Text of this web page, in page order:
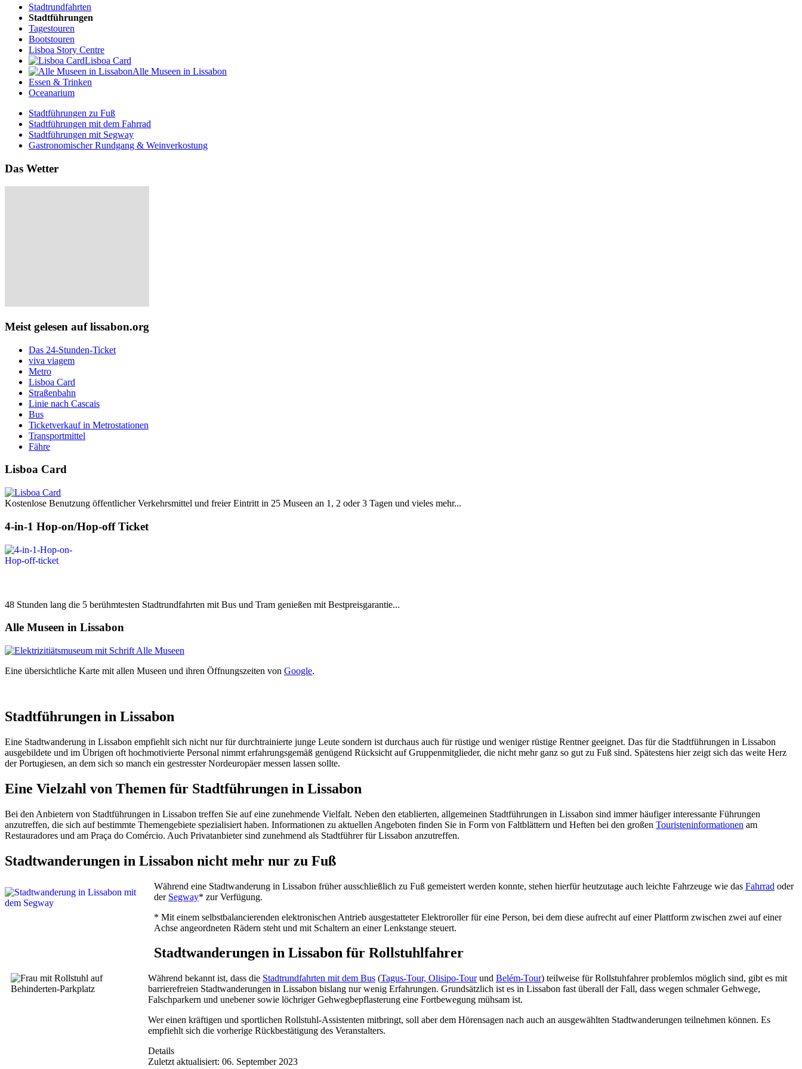
Stadtrundfahrten
Stadtführungen
Tagestouren
Bootstouren
Lisboa Story Centre
Lisboa Card
Alle Museen in Lissabon
Essen & Trinken
Oceanarium
Stadtführungen zu Fuß
Stadtführungen mit dem Fahrrad
Stadtführungen mit Segway
Gastronomischer Rundgang & Weinverkostung
Das Wetter
Meist gelesen auf lissabon.org
Das 24-Stunden-Ticket
viva viagem
Metro
Lisboa Card
Straßenbahn
Linie nach Cascais
Bus
Ticketverkauf in Metrostationen
Transportmittel
Fähre
Lisboa Card
Kostenlose Benutzung öffentlicher Verkehrsmittel und freier Eintritt in 25 Museen an 1, 2 oder 3 Tagen und vieles mehr...
4-in-1 Hop-on/Hop-off Ticket
48 Stunden lang die 5 berühmtesten Stadtrundfahrten mit Bus und Tram genießen mit Bestpreisgarantie...
Alle Museen in Lissabon
Eine übersichtliche Karte mit allen Museen und ihren Öffnungszeiten von Google.
Stadtführungen in Lissabon
Eine Stadtwanderung in Lissabon empfiehlt sich nicht nur für durchtrainierte junge Leute sondern ist durchaus auch für rüstige und weniger rüstige Rentner geeignet. Das für die Stadtführungen in Lissabon
ausgebildete und im Übrigen oft hochmotivierte Personal nimmt erfahrungsgemäß genügend Rücksicht auf Gruppenmitglieder, die nicht mehr ganz so gut zu Fuß sind. Spätestens hier zeigt sich das weite Herz
der Portugiesen, an dem sich so manch ein gestresster Nordeuropäer messen lassen sollte.
Eine Vielzahl von Themen für Stadtführungen in Lissabon
Bei den Anbietern von Stadtführungen in Lissabon treffen Sie auf eine zunehmende Vielfalt. Neben den etablierten, allgemeinen Stadtführungen in Lissabon sind immer häufiger interessante Führungen
anzutreffen, die sich auf bestimmte Themengebiete spezialisiert haben. Informationen zu aktuellen Angeboten finden Sie in Form von Faltblättern und Heften bei den großen Touristeninformationen am
Restauradores und am Praça do Comércio. Auch Privatanbieter sind zunehmend als Stadtführer für Lissabon anzutreffen.
Stadtwanderungen in Lissabon nicht mehr nur zu Fuß
Während eine Stadtwanderung in Lissabon früher ausschließlich zu Fuß gemeistert werden konnte, stehen hierfür heutzutage auch leichte Fahrzeuge wie das Fahrrad oder
der Segway* zur Verfügung.
* Mit einem selbstbalancierenden elektronischen Antrieb ausgestatteter Elektroroller für eine Person, bei dem diese aufrecht auf einer Plattform zwischen zwei auf einer
Achse angeordneten Rädern steht und mit Schaltern an einer Lenkstange steuert.
Stadtwanderungen in Lissabon für Rollstuhlfahrer
Während bekannt ist, dass die Stadtrundfahrten mit dem Bus (Tagus-Tour, Olisipo-Tourund Belém-Tour) teilweise für Rollstuhfahrer problemlos möglich sind, gibt es mit
barrierefreien Stadtwanderungen in Lissabon bislang nur wenig Erfahrungen. Grundsätzlich ist es in Lissabon fast überall der Fall, dass wegen schmaler Gehwege,
Falschparkern und unebener sowie löchriger Gehwegbepflasterung eine Fortbewegung mühsam ist.
Wer einen kräftigen und sportlichen Rollstuhl-Assistenten mitbringt, soll aber dem Hörensagen nach auch an ausgewählten Stadtwanderungen teilnehmen können. Es
empfiehlt sich die vorherige Rückbestätigung des Veranstalters.
Details
Zuletzt aktualisiert: 06. September 2023